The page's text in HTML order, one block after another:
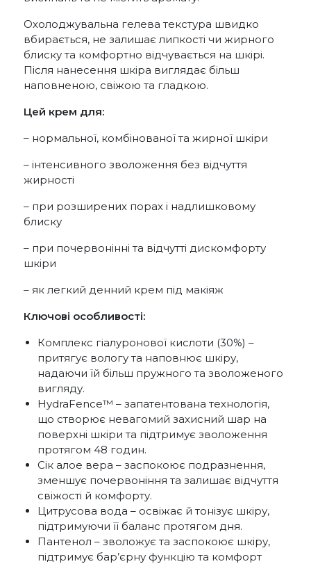
Охолоджувальна гелева текстура швидко
вбирається, не залишає липкості чи жирного
блиску та комфортно відчувається на шкірі.
Після нанесення шкіра виглядає більш
наповненою, свіжою та гладкою.
Цей крем для:
– нормальної, комбінованої та жирної шкіри
– інтенсивного зволоження без відчуття
жирності
– при розширених порах і надлишковому
блиску
– при почервонінні та відчутті дискомфорту
шкіри
– як легкий денний крем під макіяж
Ключові особливості:
Комплекс гіалуронової кислоти (30%) –
притягує вологу та наповнює шкіру,
надаючи їй більш пружного та зволоженого
вигляду.
HydraFence™ – запатентована технологія,
що створює невагомий захисний шар на
поверхні шкіри та підтримує зволоження
протягом 48 годин.
Сік алое вера – заспокоює подразнення,
зменшує почервоніння та залишає відчуття
свіжості й комфорту.
Цитрусова вода – освіжає й тонізує шкіру,
підтримуючи її баланс протягом дня.
Пантенол – зволожує та заспокоює шкіру,
підтримує бар’єрну функцію та комфорт